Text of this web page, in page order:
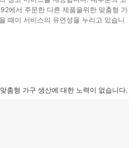
에서 주문한 다른 제품을위한 맞춤형 가
때이 서비스의 유연성을 누리고 있습니
춤형 가구 생산에 대한 노력이 없습니다.